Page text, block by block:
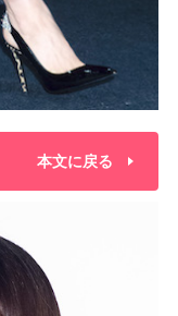
本文に戻る